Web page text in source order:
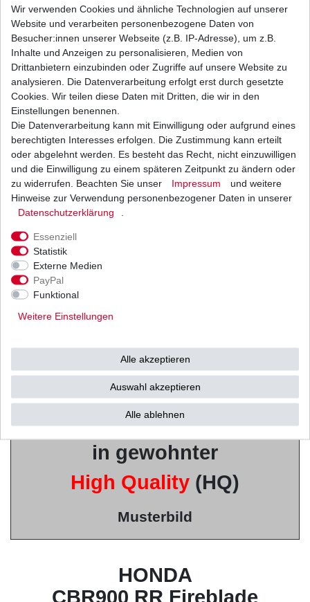
Neues
Ersatzteil
aus
japanischer
Originalteile -
Herstellung
u.a. von
(Vertrieb durch
Tourmax / SUN
in gewohnter
High Quality (HQ)
Musterbild
HONDA
CBR900 RR Fireblade
Wir verwenden Cookies und ähnliche Technologien auf unserer
Website und verarbeiten personenbezogene Daten von
Besucher:innen unserer Webseite (z.B. IP-Adresse), um z.B.
Inhalte und Anzeigen zu personalisieren, Medien von
Drittanbietern einzubinden oder Zugriffe auf unsere Website zu
analysieren. Die Datenverarbeitung erfolgt erst durch gesetzte
Cookies. Wir teilen diese Daten mit Dritten, die wir in den
Einstellungen benennen.
Die Datenverarbeitung kann mit Einwilligung oder aufgrund eines
berechtigten Interesses erfolgen. Die Zustimmung kann erteilt
oder abgelehnt werden. Es besteht das Recht, nicht einzuwilligen
und die Einwilligung zu einem späteren Zeitpunkt zu ändern oder
zu widerrufen. Beachten Sie unser
Impressum
und weitere
Hinweise zur Verwendung personenbezogener Daten in unserer
Daten­schutz­erklärung
Essenziell
Statistik
Externe Medien
PayPal
Funktional
Weitere Einstellungen
Alle akzeptieren
Auswahl akzeptieren
Alle ablehnen